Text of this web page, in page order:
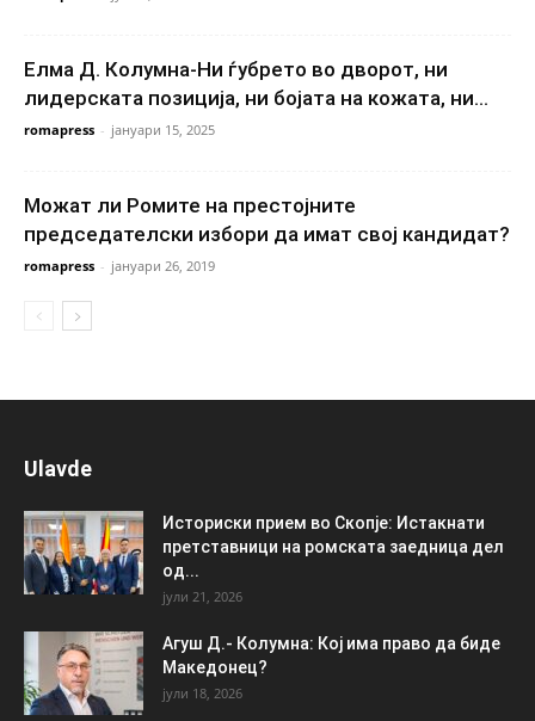
Елма Д. Колумна-Ни ѓубрето во дворот, ни
лидерската позиција, ни бојата на кожата, ни...
romapress - јануари 15, 2025
Можат ли Ромите на престојните
председателски избори да имат свој кандидат?
romapress - јануари 26, 2019
Ulavde
Историски прием во Скопје: Истакнати
претставници на ромската заедница дел
од...
јули 21, 2026
Агуш Д.- Колумна: Кој има право да биде
Македонец?
јули 18, 2026